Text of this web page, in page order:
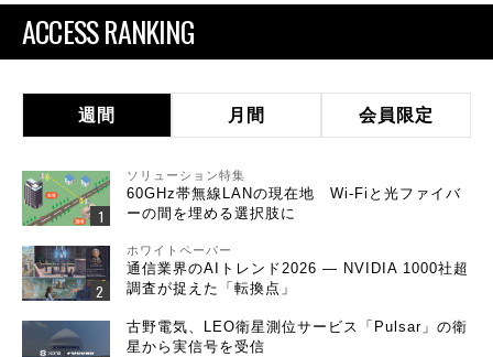
ACCESS RANKING
週間 月間 会員限定
ソリューション特集
60GHz帯無線LANの現在地 Wi-Fiと光ファイバ
ーの間を埋める選択肢に
ホワイトペーパー
通信業界のAIトレンド2026 ― NVIDIA 1000社超
調査が捉えた「転換点」
古野電気、LEO衛星測位サービス「Pulsar」の衛
星から実信号を受信